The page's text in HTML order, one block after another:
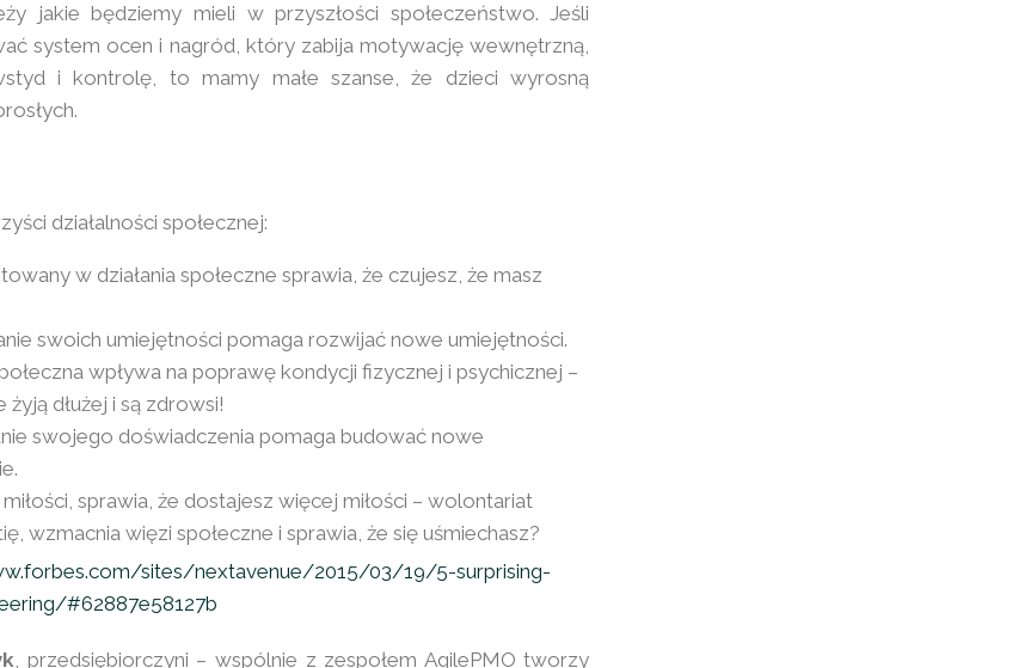
jakie będziemy mieli w przyszłości społeczeństwo. Jeśli
system ocen i nagród, który zabija motywację wewnętrzną,
i kontrolę, to mamy małe szanse, że dzieci wyrosną
działalności społecznej:
w działania społeczne sprawia, że czujesz, że masz
swoich umiejętności pomaga rozwijać nowe umiejętności.
wpływa na poprawę kondycji fizycznej i psychicznej –
dłużej i są zdrowsi!
swojego doświadczenia pomaga budować nowe
sprawia, że dostajesz więcej miłości – wolontariat
wzmacnia więzi społeczne i sprawia, że się uśmiechasz?
sites/nextavenue/2015/03/19/5-surprising-
#62887e58127b
, przedsiębiorczyni – wspólnie z zespołem AgilePMO tworzy